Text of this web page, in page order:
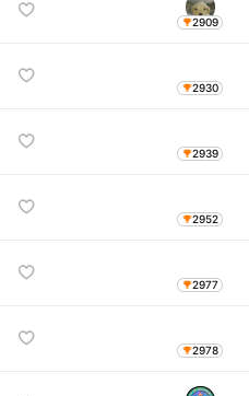
2909
2930
2939
2952
2977
2978